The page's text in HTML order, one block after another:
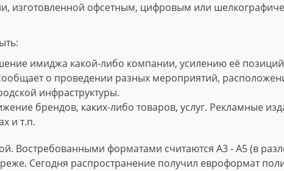
изготовленной офсетным, цифровым или
имиджа какой-либо компании, усилению её
о проведении разных мероприятий,
инфраструктуры.
брендов, каких-либо товаров, услуг. Рекламные
и т.п.
Востребованными форматами считаются А3 - А5 (в
Сегодня распространение получил евроформат